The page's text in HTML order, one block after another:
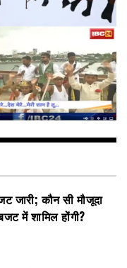
जारी; कौन सी मौजूदा
में शामिल होंगी?